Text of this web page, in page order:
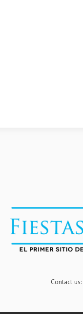
Contact us: